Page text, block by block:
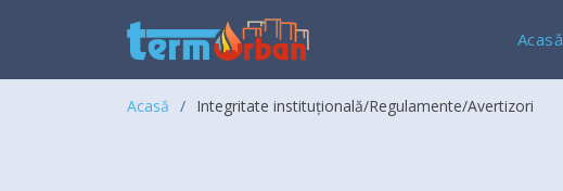
Acasă
Acasă Integritate instituțională/Regulamente/Avertizori